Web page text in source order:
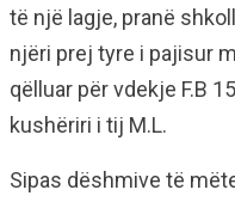
të një lagje, pranë
njëri prej tyre i pajisur
qëlluar për vdekje F.B
kushëriri i tij M.L.
Sipas dëshmive të